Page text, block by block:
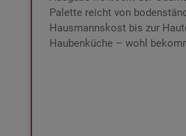
Palette reicht von
Hausmannskost bis zur
Haubenküche – wohl
Booklet
Inkl.
Inkl. € 80,-
All-In-Betreuung bei